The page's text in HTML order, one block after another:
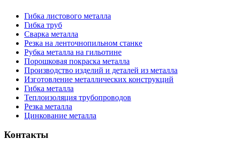
Гибка листового металла
Гибка труб
Сварка металла
Резка на ленточнопильном станке
Рубка металла на гильотине
Порошковая покраска металла
Производство изделий и деталей из металла
Изготовление металлических конструкций
Гибка металла
Теплоизоляция трубопроводов
Резка металла
Цинкование металла
Контакты